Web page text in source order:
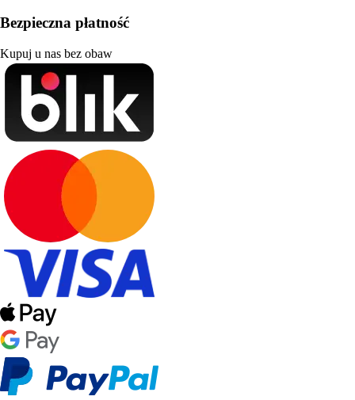
Bezpieczna płatność
Kupuj u nas bez obaw